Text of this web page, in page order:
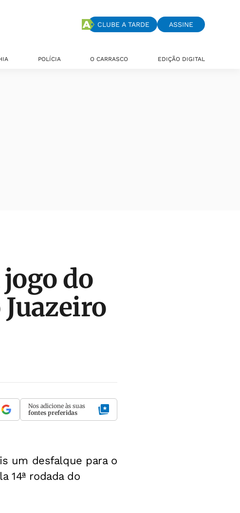
CLUBE A TARDE ASSINE
POLÍCIA O CARRASCO EDIÇÃO DIGITAL
do
Nos adicione às suas
fontes preferidas
um desfalque para o
14ª rodada do